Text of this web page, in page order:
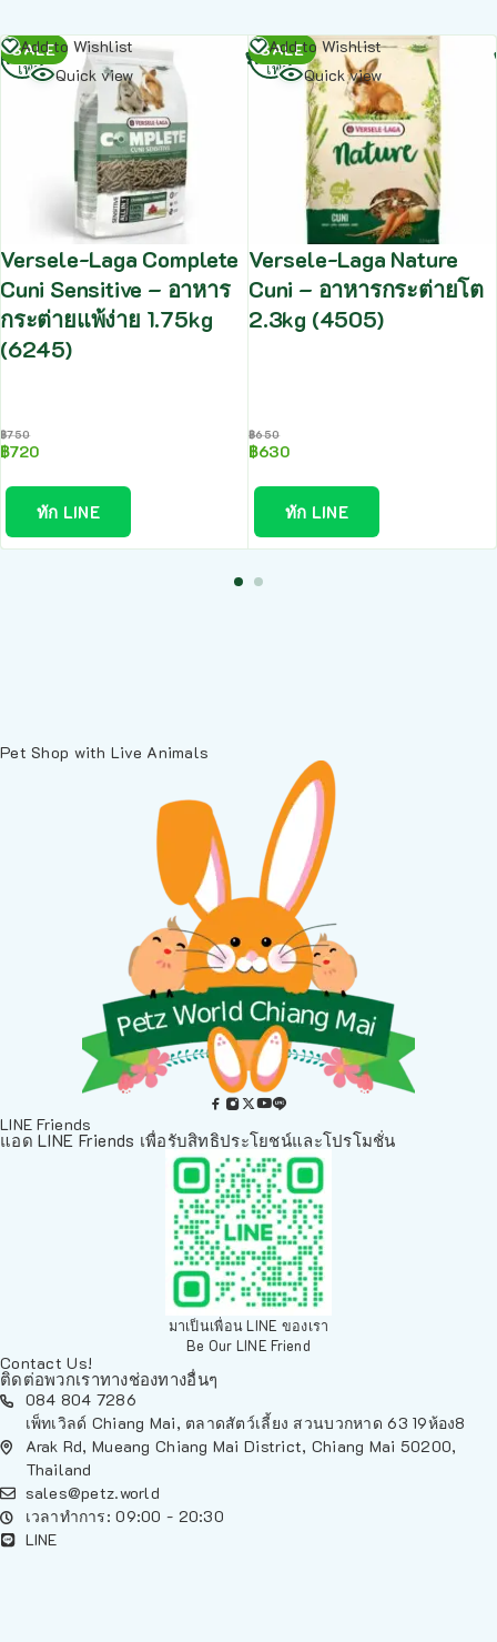
SALE
Add to Wishlist
Quick view
Versele-Laga Complete
Cuni Sensitive – อาหาร
กระต่ายแพ้ง่าย 1.75kg
(6245)
฿750
฿720
ทัก LINE
อ่าน
เพิ่ม
SALE
Add to Wishlist
Quick view
Versele-Laga Nature
Cuni – อาหารกระต่ายโต
2.3kg (4505)
฿650
฿630
ทัก LINE
อ่าน
เพิ่ม
Pet Shop with Live Animals
LINE Friends
แอด LINE Friends เพื่อรับสิทธิประโยชน์และโปรโมชั่น
มาเป็นเพื่อน LINE ของเรา
Be Our LINE Friend
Contact Us!
ติดต่อพวกเราทางช่องทางอื่นๆ
084 804 7286
เพ็ทเวิลด์ Chiang Mai, ตลาดสัตว์เลี้ยง สวนบวกหาด 63 19ห้อง8
Arak Rd, Mueang Chiang Mai District, Chiang Mai 50200,
Thailand
sales@petz.world
เวลาทำการ: 09:00 - 20:30
LINE